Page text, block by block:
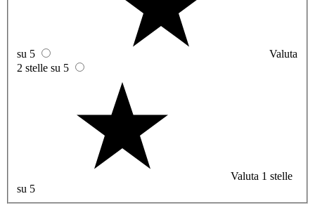
su 5
Valuta
2 stelle su 5
Valuta 1 stelle
su 5